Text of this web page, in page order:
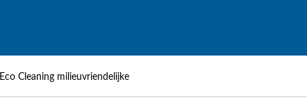
Eco Cleaning milieuvriendelijke